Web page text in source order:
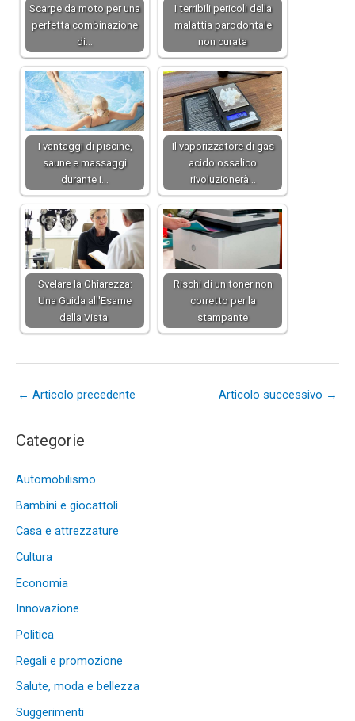
Scarpe da moto per una
perfetta combinazione
di…
I terribili pericoli della
malattia parodontale
non curata
I vantaggi di piscine,
saune e massaggi
durante i…
Il vaporizzatore di gas
acido ossalico
rivoluzionerà…
Svelare la Chiarezza:
Una Guida all'Esame
della Vista
Rischi di un toner non
corretto per la
stampante
← Articolo precedente Articolo successivo →
Categorie
Automobilismo
Bambini e giocattoli
Casa e attrezzature
Cultura
Economia
Innovazione
Politica
Regali e promozione
Salute, moda e bellezza
Suggerimenti